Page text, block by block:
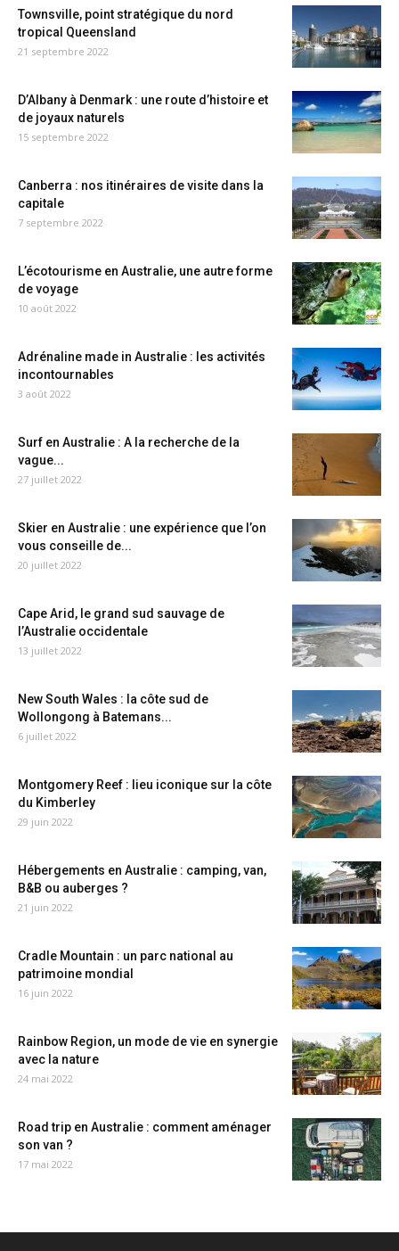
Townsville, point stratégique du nord
tropical Queensland
21 septembre 2022
D’Albany à Denmark : une route d’histoire et
de joyaux naturels
15 septembre 2022
Canberra : nos itinéraires de visite dans la
capitale
7 septembre 2022
L’écotourisme en Australie, une autre forme
de voyage
10 août 2022
Adrénaline made in Australie : les activités
incontournables
3 août 2022
Surf en Australie : A la recherche de la
vague...
27 juillet 2022
Skier en Australie : une expérience que l’on
vous conseille de...
20 juillet 2022
Cape Arid, le grand sud sauvage de
l’Australie occidentale
13 juillet 2022
New South Wales : la côte sud de
Wollongong à Batemans...
6 juillet 2022
Montgomery Reef : lieu iconique sur la côte
du Kimberley
29 juin 2022
Hébergements en Australie : camping, van,
B&B ou auberges ?
21 juin 2022
Cradle Mountain : un parc national au
patrimoine mondial
16 juin 2022
Rainbow Region, un mode de vie en synergie
avec la nature
24 mai 2022
Road trip en Australie : comment aménager
son van ?
17 mai 2022